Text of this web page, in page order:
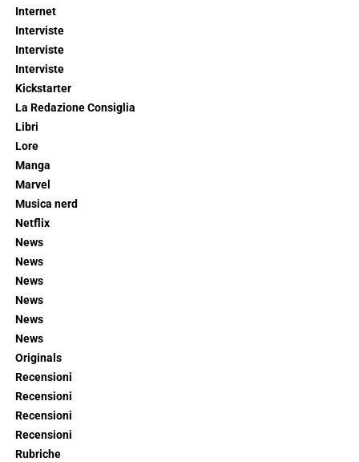
Internet
Interviste
Interviste
Interviste
Kickstarter
La Redazione Consiglia
Libri
Lore
Manga
Marvel
Musica nerd
Netflix
News
News
News
News
News
News
Originals
Recensioni
Recensioni
Recensioni
Recensioni
Rubriche